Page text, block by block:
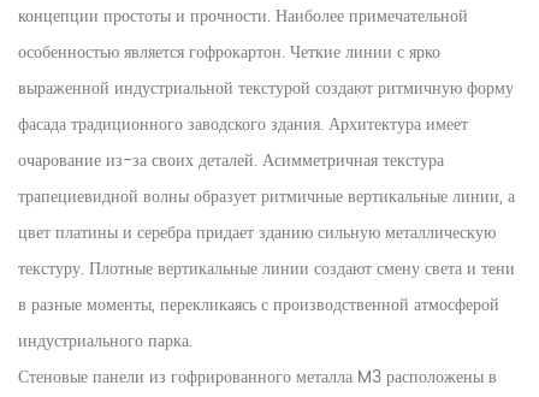
концепции простоты и прочности. Наиболее примечательной
особенностью является гофрокартон. Четкие линии с ярко
выраженной индустриальной текстурой создают ритмичную форму
фасада традиционного заводского здания. Архитектура имеет
очарование из-за своих деталей. Асимметричная текстура
трапециевидной волны образует ритмичные вертикальные линии, а
цвет платины и серебра придает зданию сильную металлическую
текстуру. Плотные вертикальные линии создают смену света и тени
в разные моменты, перекликаясь с производственной атмосферой
индустриального парка.
Стеновые панели из гофрированного металла M3 расположены в